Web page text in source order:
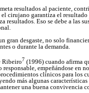
resultados al paciente,
cirujano garantiza el
Eso se debe a las
gran desgaste, no solo
o durante la demanda.
Ribeiro7 (1996) cuando afirma
empeñándose en
clínicos para los
más algunas
una buena convivencia